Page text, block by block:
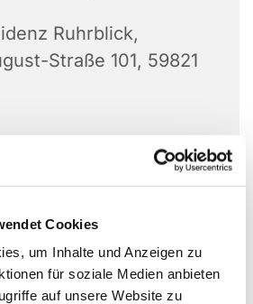
Cookies
um Inhalte und Anzeigen zu
für soziale Medien anbieten
auf unsere Website zu
Ruhrblick,
Straße 101, 59821
im Monat um 10:30 Uhr
statt. Auch die Öffentlichkeit
Es kann individuelle
durch die